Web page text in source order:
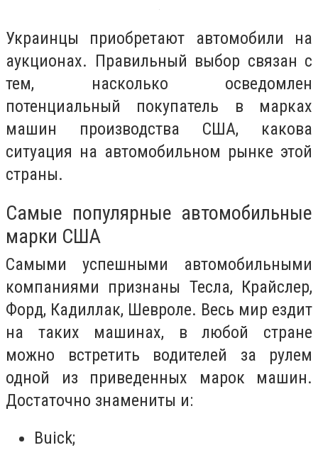
Украинцы приобретают автомобили на
аукционах. Правильный выбор связан с
тем, насколько осведомлен
потенциальный покупатель в марках
машин производства США, какова
ситуация на автомобильном рынке этой
страны.
Самые популярные автомобильные
марки США
Самыми успешными автомобильными
компаниями признаны Тесла, Крайслер,
Форд, Кадиллак, Шевроле. Весь мир ездит
на таких машинах, в любой стране
можно встретить водителей за рулем
одной из приведенных марок машин.
Достаточно знамениты и:
Buick;